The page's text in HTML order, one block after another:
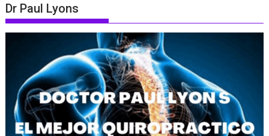
Dr Paul Lyons